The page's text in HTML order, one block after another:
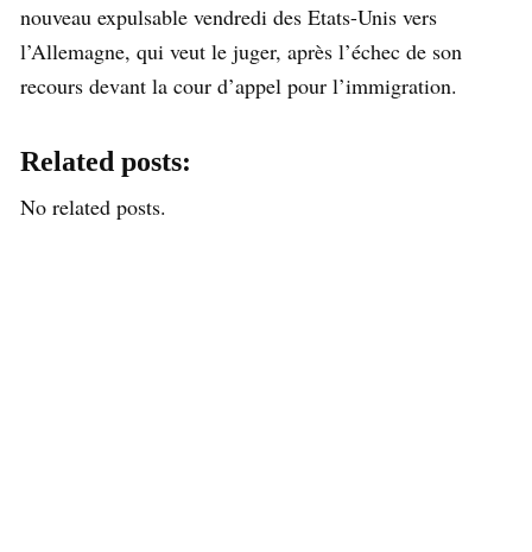
nouveau expulsable vendredi des Etats-Unis vers
l’Allemagne, qui veut le juger, après l’échec de son
recours devant la cour d’appel pour l’immigration.
Related posts:
No related posts.